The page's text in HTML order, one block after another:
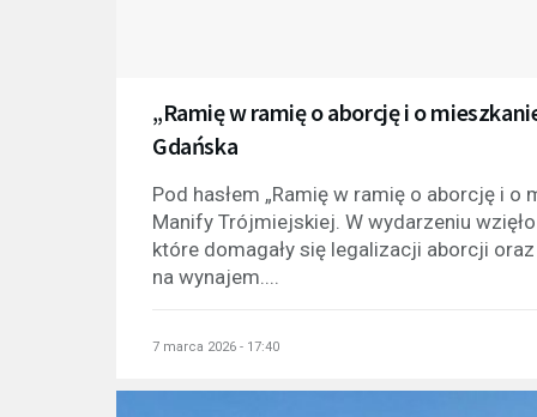
„Ramię w ramię o aborcję i o
Gdańska
Pod hasłem „Ramię w ramię o aborcję i o
Manify Trójmiejskiej. W wydarzeniu
które domagały się legalizacji aborcji
na wynajem....
7 marca 2026 - 17:40